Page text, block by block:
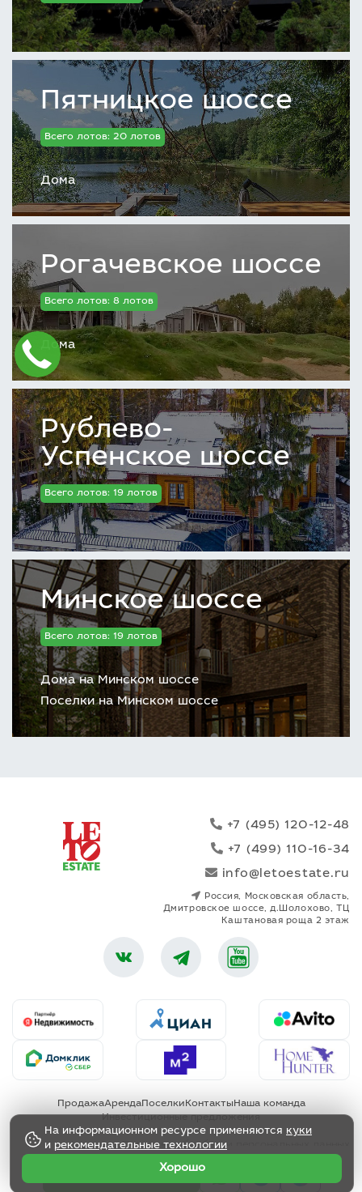
На информационном ресурсе применяются куки
и рекомендательные технологии
Хорошо
Позвонить менеджеру
Пятницкое шоссе
Всего лотов: 20 лотов
Дома
Рогачевское шоссе
Всего лотов: 8 лотов
Дома
Рублево-
Успенское шоссе
Всего лотов: 19 лотов
Минское шоссе
Всего лотов: 19 лотов
Дома на Минском шоссе
Поселки на Минском шоссе
+7 (495) 120-12-48
+7 (499) 110-16-34
info@letoestate.ru
Россия, Московская область,
Дмитровское шоссе, д.Шолохово, ТЦ
Каштановая роща 2 этаж
ПродажаАрендаПоселкиКонтактыНаша команда
Инвестиционные предложения
Политика обработки персональных данных